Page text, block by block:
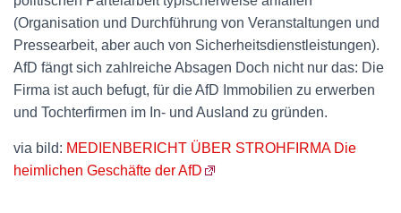
(Organisation und Durchführung von Veranstaltungen und
Pressearbeit, aber auch von Sicherheitsdienstleistungen).
AfD fängt sich zahlreiche Absagen Doch nicht nur das: Die
Firma ist auch befugt, für die AfD Immobilien zu erwerben
und Tochterfirmen im In- und Ausland zu gründen.
via bild: MEDIENBERICHT ÜBER STROHFIRMA Die
heimlichen Geschäfte der AfD